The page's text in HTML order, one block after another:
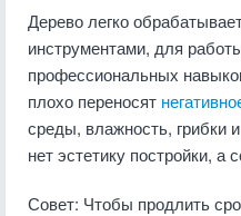
Дерево легко
инструментами, для
профессиональных
плохо переносят
среды, влажность, грибки
нет эстетику постройки,
Совет: Чтобы продлить